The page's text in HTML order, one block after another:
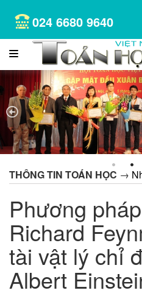
024 6680 9640
1 2
THÔNG TIN TOÁN HỌC →
Phương
Richard
tài vật lý chỉ
Albert